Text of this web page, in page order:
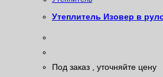
Утеплитель Изовер в
Под заказ , уточняйте цену